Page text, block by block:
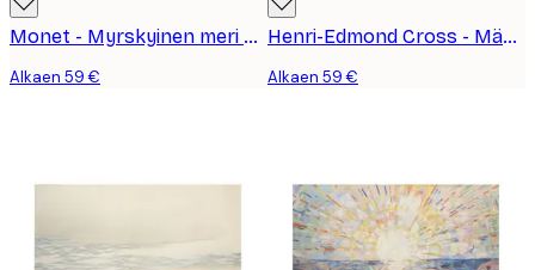
Monet - Myrskyinen meri Étretatissa Kanvaasi
Alkaen 59 €
Henri-Edmond Cross - Männyt Rannan Varrella Kanvaasi
Alkaen 59 €